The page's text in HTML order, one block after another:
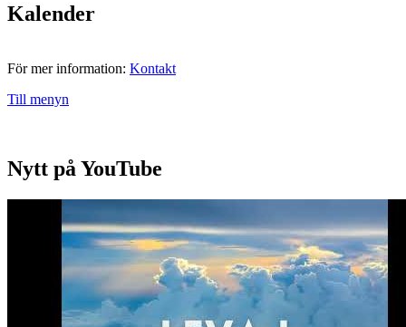
Kalender
För mer information: Kontakt
Till menyn
Nytt på YouTube